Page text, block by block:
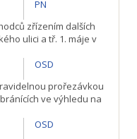
PN
zřízením dalších
ulici a tř. 1. máje v
OSD
prořezávkou
ve výhledu na
OSD